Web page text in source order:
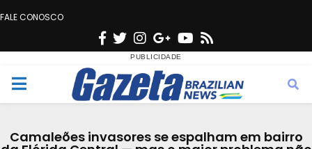
FALE CONOSCO
F
c
e
o
T
w
i
t
e
n
s
t
g
G
o
o
g
e
Y
u
t
b
s
M
Camaleões invasores se espalham em bairro